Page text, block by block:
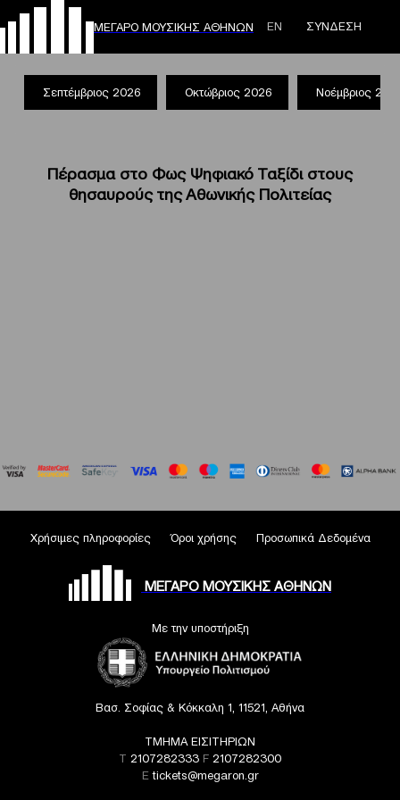
ΜΕΓΑΡΟ ΜΟΥΣΙΚΗΣ ΑΘΗΝΩΝ ΕΝ ΣΥΝΔΕΣΗ
Σεπτέμβριος 2026 Οκτώβριος 2026 Νοέμβριος
Πέρασμα στο Φως Ψηφιακό Ταξίδι στους
θησαυρούς της Αθωνικής Πολιτείας
Χρήσιμες πληροφορίες Όροι χρήσης Προσωπικά Δεδομένα
ΜΕΓΑΡΟ ΜΟΥΣΙΚΗΣ ΑΘΗΝΩΝ
Με την υποστήριξη
Βασ. Σοφίας & Κόκκαλη 1, 11521, Αθήνα
ΤΜΗΜΑ ΕΙΣΙΤΗΡΙΩΝ
T 2107282333 F 2107282300
Etickets@megaron.gr